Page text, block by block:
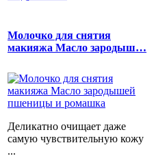
Молочко для снятия
макияжа Масло зародыш…
Деликатно очищает даже
самую чувствительную кожу
...